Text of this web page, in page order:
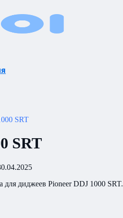
SRT
SRT
для диджеев Pioneer DDJ 1000 SRT.